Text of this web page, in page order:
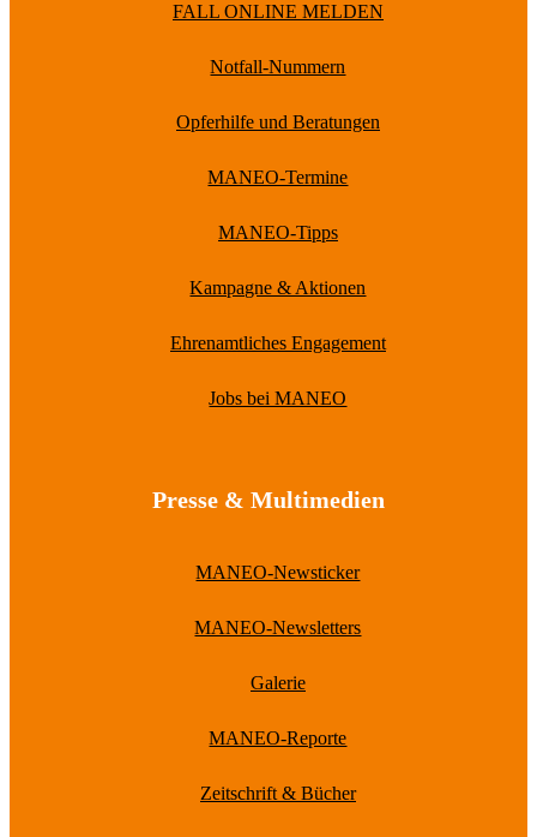
FALL ONLINE MELDEN
Notfall-Nummern
Opferhilfe und Beratungen
MANEO-Termine
MANEO-Tipps
Kampagne & Aktionen
Ehrenamtliches Engagement
Jobs bei MANEO
Presse & Multimedien
MANEO-Newsticker
MANEO-Newsletters
Galerie
MANEO-Reporte
Zeitschrift & Bücher